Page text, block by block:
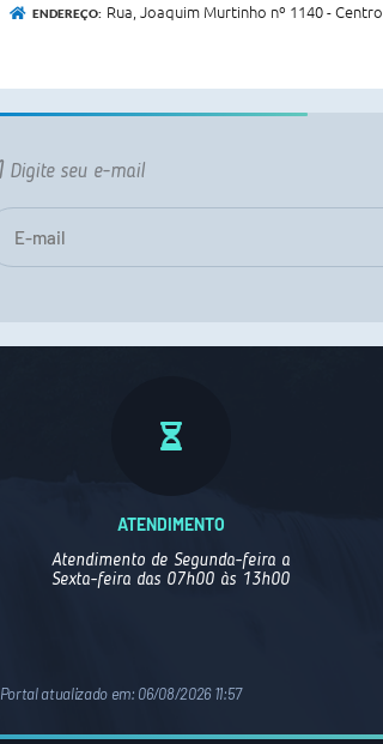
ENDEREÇO: Rua, Joaquim Murtinho nº 1140 - Centro.
Digite seu e-mail
ATENDIMENTO
Atendimento de Segunda-feira a
Sexta-feira das 07h00 às 13h00
Portal atualizado em: 06/08/2026 11:57